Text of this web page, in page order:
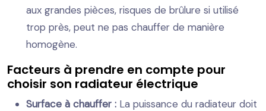
aux grandes pièces, risques de brûlure si utilisé
trop près, peut ne pas chauffer de manière
homogène.
Facteurs à prendre en compte pour
choisir son radiateur électrique
Surface à chauffer : La puissance du radiateur doit